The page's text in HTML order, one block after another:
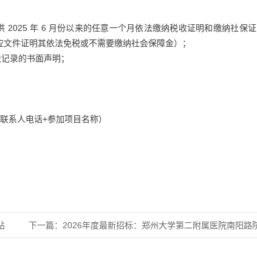
2025 年 6 月份以来的任意一个月依法缴纳税收证明和缴纳社保
件证明其依法免税或不需要缴纳社会保障金）；
录的书面声明；
系人电话+参加项目名称）
下一篇： 2026年度最新招标：郑州大学第二附属医院南阳路院区食堂餐